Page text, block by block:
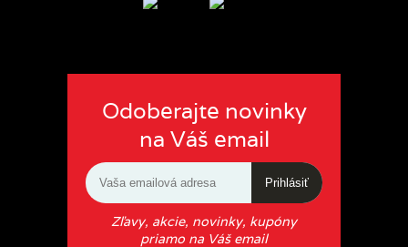
Odoberajte novinky
na Váš email
Prihlásiť
Zľavy, akcie, novinky, kupóny
priamo na Váš email